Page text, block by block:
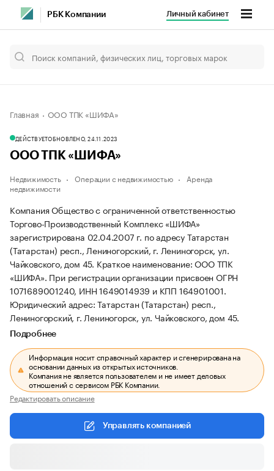
РБК Компании Личный кабинет
Главная ООО ТПК «ШИФА»
ДЕЙСТВУЕТОБНОВЛЕНО, 24.11.2023
ООО ТПК «ШИФА»
Недвижимость Операции с недвижимостью
Аренда
недвижимости
Компания Общество с ограниченной ответственностью
Торгово-Производственный Комплекс «ШИФА»
зарегистрирована 02.04.2007 г. по адресу Татарстан
(Татарстан) респ., Лениногорский, г. Лениногорск, ул.
Чайковского, дом 45. Краткое наименование: ООО ТПК
«ШИФА». При регистрации организации присвоен ОГРН
1071689001240, ИНН 1649014939 и КПП 164901001.
Юридический адрес: Татарстан (Татарстан) респ.,
Лениногорский, г. Лениногорск, ул. Чайковского, дом 45.
Подробнее
Информация носит справочный характер и сгенерирована на
основании данных из открытых источников.
Компания не является пользователем и не имеет деловых
отношений с сервисом РБК Компании.
Редактировать описание
Управлять компанией